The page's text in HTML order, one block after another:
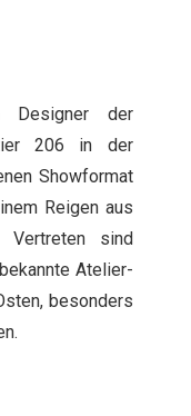
Designer der
206 in der
Showformat
Reigen aus
Vertreten sind
Atelier-
besonders